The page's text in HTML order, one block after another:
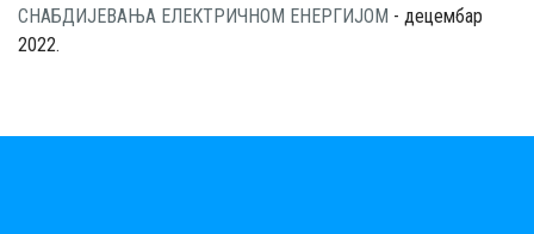
СНАБДИЈЕВАЊА ЕЛЕКТРИЧНОМ ЕНЕРГИЈОМ - децембар
2022.